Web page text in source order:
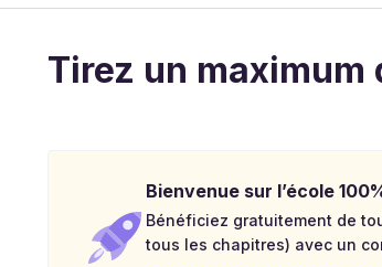
Tirez un maximum
Bienvenue sur l’école
Bénéficiez gratuitement de
tous les chapitres) avec un